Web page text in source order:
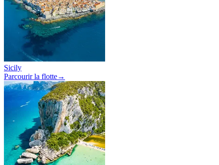
Sicily
Parcourir la flotte→